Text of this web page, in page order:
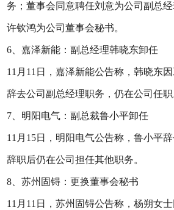
务；董事会同意聘任刘意为公司副总
许钦鸿为公司董事会秘书。
6、嘉泽新能：副总经理韩晓东卸任
11月11日，嘉泽新能公告称，韩晓东
辞去公司副总经理职务，仍在公司任职
7、明阳电气：副总裁鲁小平卸任
11月15日，明阳电气公告称，鲁小平
辞职后仍在公司担任其他职务。
8、苏州固锝：更换董事会秘书
11月11日，苏州固锝公告称，杨朔女